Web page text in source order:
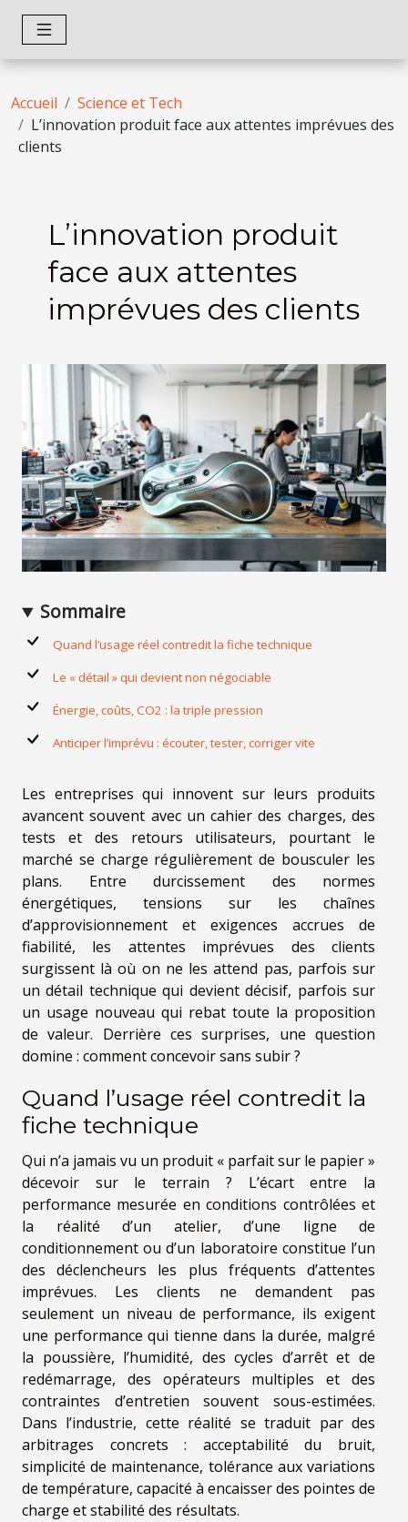
Accueil
Science et Tech
L’innovation produit face aux attentes imprévues des
clients
L’innovation produit
face aux attentes
imprévues des clients
Sommaire
Quand l’usage réel contredit la fiche technique
Le « détail » qui devient non négociable
Énergie, coûts, CO2 : la triple pression
Anticiper l’imprévu : écouter, tester, corriger vite
Les entreprises qui innovent sur leurs produits
avancent souvent avec un cahier des charges, des
tests et des retours utilisateurs, pourtant le
marché se charge régulièrement de bousculer les
plans. Entre durcissement des normes
énergétiques, tensions sur les chaînes
d’approvisionnement et exigences accrues de
fiabilité, les attentes imprévues des clients
surgissent là où on ne les attend pas, parfois sur
un détail technique qui devient décisif, parfois sur
un usage nouveau qui rebat toute la proposition
de valeur. Derrière ces surprises, une question
domine : comment concevoir sans subir ?
Quand l’usage réel contredit la
fiche technique
Qui n’a jamais vu un produit « parfait sur le papier »
décevoir sur le terrain ? L’écart entre la
performance mesurée en conditions contrôlées et
la réalité d’un atelier, d’une ligne de
conditionnement ou d’un laboratoire constitue l’un
des déclencheurs les plus fréquents d’attentes
imprévues. Les clients ne demandent pas
seulement un niveau de performance, ils exigent
une performance qui tienne dans la durée, malgré
la poussière, l’humidité, des cycles d’arrêt et de
redémarrage, des opérateurs multiples et des
contraintes d’entretien souvent sous-estimées.
Dans l’industrie, cette réalité se traduit par des
arbitrages concrets : acceptabilité du bruit,
simplicité de maintenance, tolérance aux variations
de température, capacité à encaisser des pointes de
charge et stabilité des résultats.